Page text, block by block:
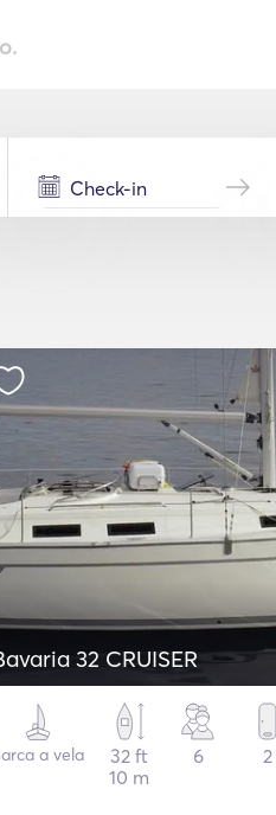
32 CRUISER
a vela
32 ft
10 m
6 2